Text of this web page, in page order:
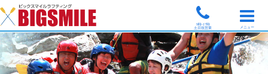
9時-17時
土日祝営業
メニュー